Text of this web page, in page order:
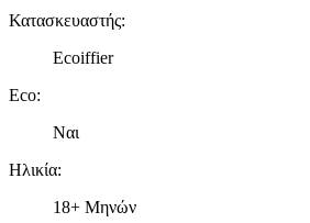
Κατασκευαστής:
Ecoiffier
Eco:
Ναι
Ηλικία:
18+ Μηνών